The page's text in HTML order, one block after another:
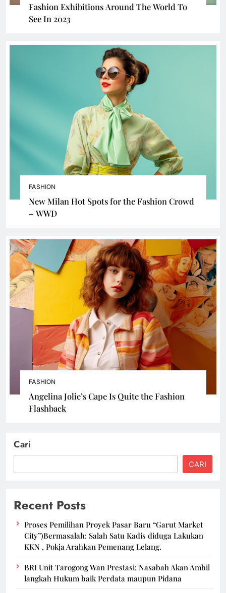
Fashion Exhibitions Around The World To
See In 2023
FASHION
New Milan Hot Spots for the Fashion Crowd
– WWD
FASHION
Angelina Jolie’s Cape Is Quite the Fashion
Flashback
Cari
CARI
Recent Posts
Proses Pemilihan Proyek Pasar Baru “Garut Market
City”)Bermasalah: Salah Satu Kadis diduga Lakukan
KKN , Pokja Arahkan Pemenang Lelang.
BRI Unit Tarogong Wan Prestasi: Nasabah Akan Ambil
langkah Hukum baik Perdata maupun Pidana